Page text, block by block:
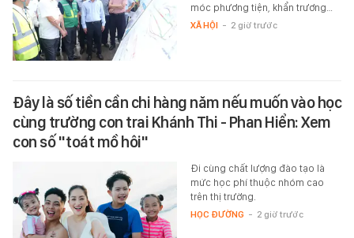
móc phương tiện, khẩn trương…
XÃ HỘI - 2 giờ trước
Đây là số tiền cần chi hàng năm nếu muốn vào học
cùng trường con trai Khánh Thi - Phan Hiển: Xem
con số "toát mồ hôi"
Đi cùng chất lượng đào tạo là
mức học phí thuộc nhóm cao
trên thị trường.
HỌC ĐƯỜNG - 2 giờ trước